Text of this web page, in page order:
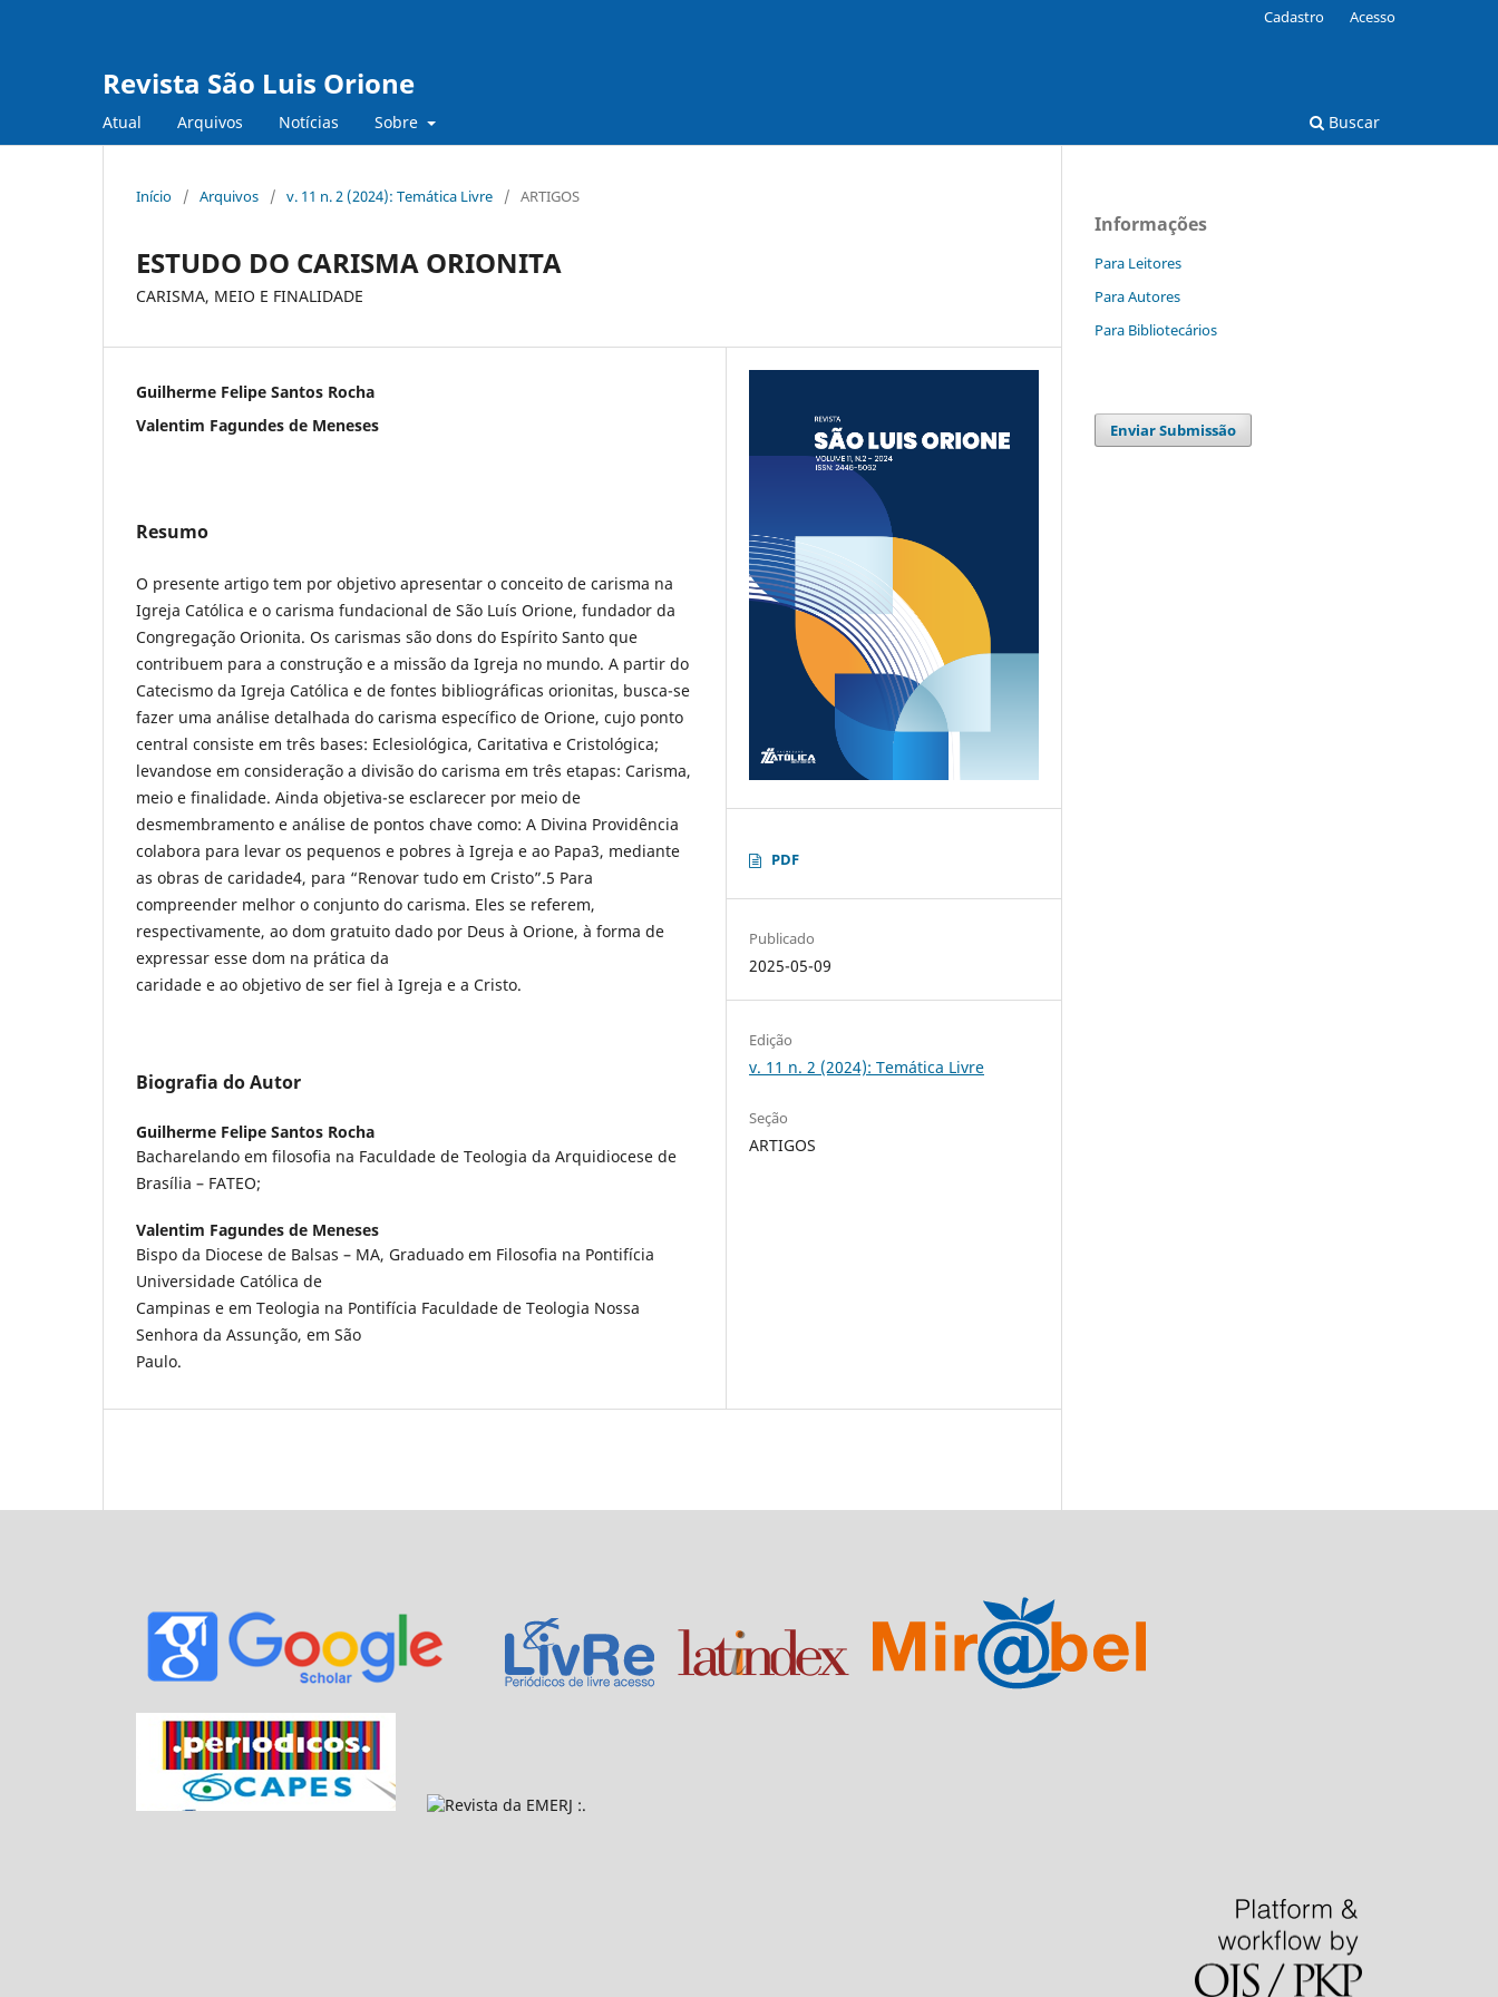
Revista São Luis Orione
Atual Arquivos Notícias Sobre Buscar
Cadastro Acesso
Início / Arquivos / v. 11 n. 2 (2024): Temática Livre / ARTIGOS
ESTUDO DO CARISMA ORIONITA
CARISMA, MEIO E FINALIDADE
Guilherme Felipe Santos Rocha
Valentim Fagundes de Meneses
Resumo
O presente artigo tem por objetivo apresentar o conceito de carisma na
Igreja Católica e o carisma fundacional de São Luís Orione, fundador da
Congregação Orionita. Os carismas são dons do Espírito Santo que
contribuem para a construção e a missão da Igreja no mundo. A partir do
Catecismo da Igreja Católica e de fontes bibliográficas orionitas, busca-se
fazer uma análise detalhada do carisma específico de Orione, cujo ponto
central consiste em três bases: Eclesiológica, Caritativa e Cristológica;
levandose em consideração a divisão do carisma em três etapas: Carisma,
meio e finalidade. Ainda objetiva-se esclarecer por meio de
desmembramento e análise de pontos chave como: A Divina Providência
colabora para levar os pequenos e pobres à Igreja e ao Papa3, mediante
as obras de caridade4, para “Renovar tudo em Cristo”.5 Para
compreender melhor o conjunto do carisma. Eles se referem,
respectivamente, ao dom gratuito dado por Deus à Orione, à forma de
expressar esse dom na prática da
caridade e ao objetivo de ser fiel à Igreja e a Cristo.
Biografia do Autor
Guilherme Felipe Santos Rocha
Bacharelando em filosofia na Faculdade de Teologia da Arquidiocese de
Brasília – FATEO;
Valentim Fagundes de Meneses
Bispo da Diocese de Balsas – MA, Graduado em Filosofia na Pontifícia
Universidade Católica de
Campinas e em Teologia na Pontifícia Faculdade de Teologia Nossa
Senhora da Assunção, em São
Paulo.
PDF
Publicado
2025-05-09
Edição
v. 11 n. 2 (2024): Temática Livre
Seção
ARTIGOS
Informações
Para Leitores
Para Autores
Para Bibliotecários
Enviar Submissão